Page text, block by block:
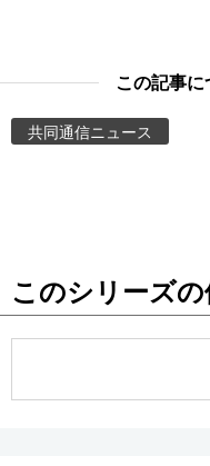
東京
この記事
共同通信ニュース
このシリーズ